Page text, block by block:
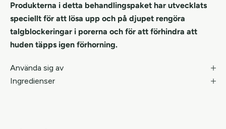
Produkterna i detta behandlingspaket har utvecklats
speciellt för att lösa upp och på djupet rengöra
talgblockeringar i porerna och för att förhindra att
huden täpps igen förhorning.
Använda sig av
Ingredienser